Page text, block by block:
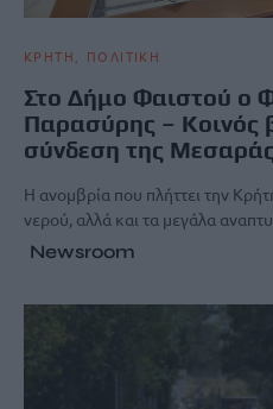
ΚΡΗΤΗ ΠΟΛΙΤΙΚΗ
Στο Δήμο Φαιστού ο
Παρασύρης – Κοινός
σύνδεση της
Η ανομβρία που πλήττει την
νερού, αλλά και τα μεγάλα
Newsroom